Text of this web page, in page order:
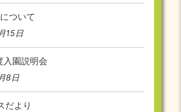
ついて
15日
入園説明会
8日
だより